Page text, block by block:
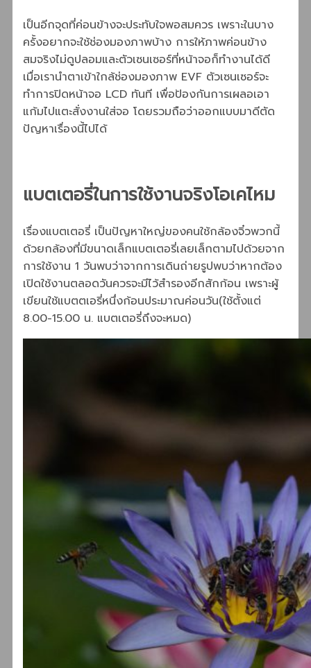
เป็นอีกจุดที่ค่อนข้างจะประทับใจพอสมควร เพราะในบาง
ครั้งอยากจะใช้ช่องมองภาพบ้าง การให้ภาพค่อนข้าง
สมจริงไม่ดูปลอมและตัวเซนเซอร์ที่หน้าจอก็ทำงานได้ดี
เมื่อเรานำตาเข้าใกล้ช่องมองภาพ EVF ตัวเซนเซอร์จะ
ทำการปิดหน้าจอ LCD ทันที เพื่อป้องกันการเผลอเอา
แก้มไปแตะสั่งงานใส่จอ โดยรวมถือว่าออกแบบมาดีตัด
ปัญหาเรื่องนี้ไปได้
แบตเตอรี่ในการใช้งานจริงโอเคไหม
เรื่องแบตเตอรี่ เป็นปัญหาใหญ่ของคนใช้กล้องจิ๋วพวกนี้
ด้วยกล้องที่มีขนาดเล็กแบตเตอรี่เลยเล็กตามไปด้วยจาก
การใช้งาน 1 วันพบว่าจากการเดินถ่ายรูปพบว่าหากต้อง
เปิดใช้งานตลอดวันควรจะมีไว้สำรองอีกสักก้อน เพราะผู้
เขียนใช้แบตตเอรี่หนึ่งก้อนประมาณค่อนวัน(ใช้ตั้งแต่
8.00-15.00 น. แบตเตอรี่ถึงจะหมด)